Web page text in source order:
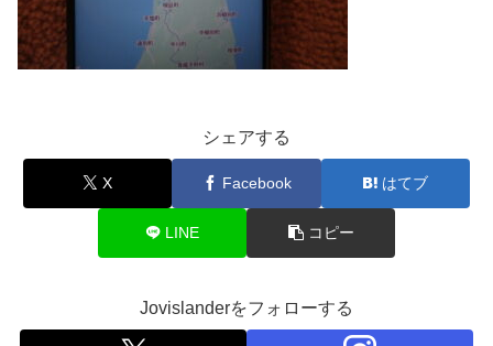
シェアする
X Facebook はてブ
LINE コピー
Jovislanderをフォローする